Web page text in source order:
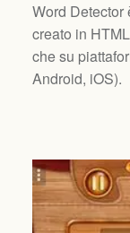
Word Detector
creato in
che su
Android, iOS).